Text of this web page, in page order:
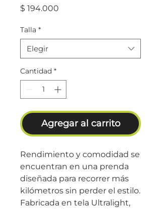
$ 194.000
Talla *
Elegir
Cantidad *
Agregar al carrito
Rendimiento y comodidad se
encuentran en una prenda
diseñada para recorrer más
kilómetros sin perder el estilo.
Fabricada en tela Ultralight,